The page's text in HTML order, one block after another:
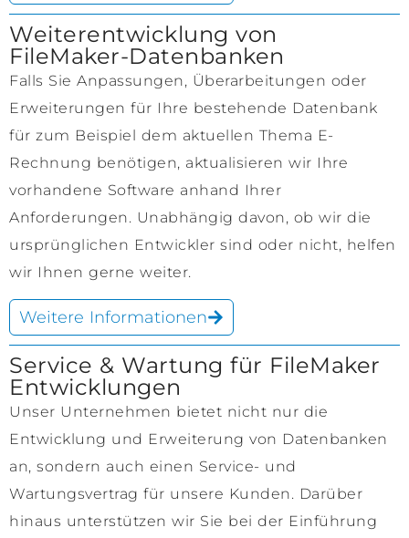
Weiterentwicklung von
FileMaker-Datenbanken
Falls Sie Anpassungen, Überarbeitungen oder
Erweiterungen für Ihre bestehende Datenbank
für zum Beispiel dem aktuellen Thema E-
Rechnung benötigen, aktualisieren wir Ihre
vorhandene Software anhand Ihrer
Anforderungen. Unabhängig davon, ob wir die
ursprünglichen Entwickler sind oder nicht, helfen
wir Ihnen gerne weiter.
Weitere Informationen
Service & Wartung für FileMaker
Entwicklungen
Unser Unternehmen bietet nicht nur die
Entwicklung und Erweiterung von Datenbanken
an, sondern auch einen Service- und
Wartungsvertrag für unsere Kunden. Darüber
hinaus unterstützen wir Sie bei der Einführung